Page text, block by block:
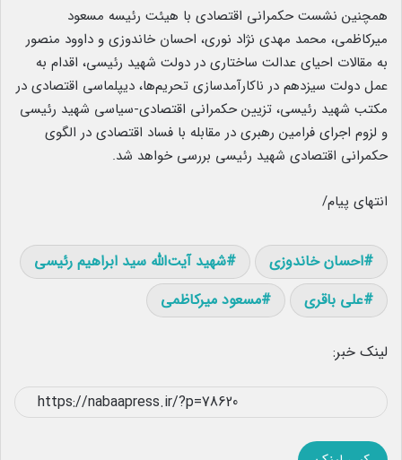
همچنین نشست حکمرانی اقتصادی با هیئت رئیسه مسعود
میرکاظمی، محمد مهدی نژاد نوری، احسان خاندوزی و داوود منصور
به مقالات احیای عدالت ساختاری در دولت شهید رئیسی، اقدام به
عمل دولت سیزدهم در ناکارآمدسازی تحریم‌ها، دیپلماسی اقتصادی در
مکتب شهید رئیسی، تزیین حکمرانی اقتصادی-سیاسی شهید رئیسی
و لزوم اجرای فرامین رهبری در مقابله با فساد اقتصادی در الگوی
حکمرانی اقتصادی شهید رئیسی بررسی خواهد شد.
انتهای پیام/
احسان خاندوزی
شهید آیت‌الله سید ابراهیم رئیسی
علی باقری
مسعود میرکاظمی
لینک خبر: